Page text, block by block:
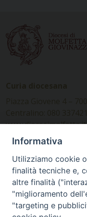
Ufficio
Piazza Giovene 4 –
Informativa
Utilizziamo cookie
finalità tecniche e,
altre finalità
"miglioramento
"targeting e